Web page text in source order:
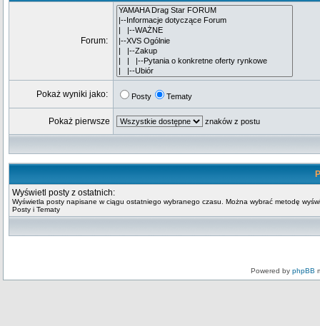
Forum:
Pokaż wyniki jako: Posty Tematy
Pokaż pierwsze znaków z postu
Wyświetl posty z ostatnich:
Wyświetla posty napisane w ciągu ostatniego wybranego czasu. Można wybrać metodę
Posty i Tematy
Powered by phpBB